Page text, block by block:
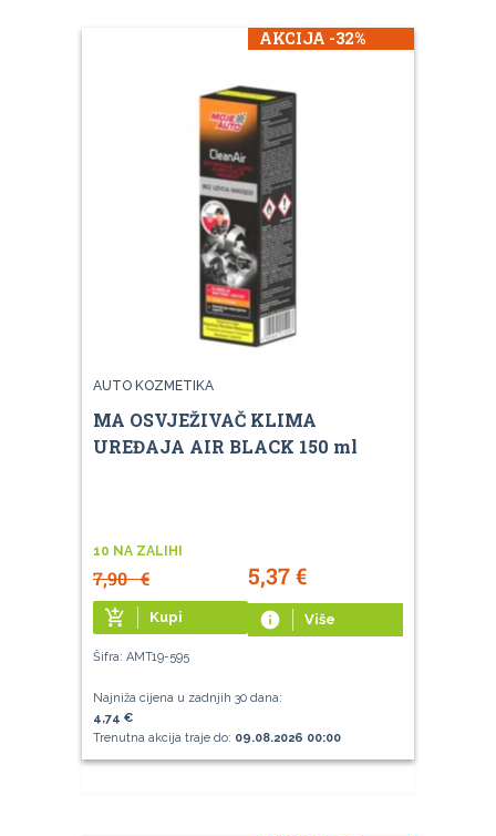
AKCIJA -32%
AUTO KOZMETIKA
MA OSVJEŽIVAČ KLIMA
UREĐAJA AIR BLACK 150 ml
10 NA ZALIHI
7,90€ 5,37€
add_shopping_cart Kupi info Više
Šifra: AMT19-595
Najniža cijena u zadnjih 30 dana:
4,74 €
Trenutna akcija traje do: 09.08.2026 00:00